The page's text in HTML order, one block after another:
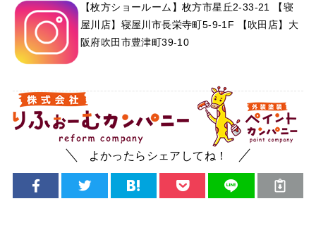
【枚方ショールーム】枚方市星丘2-33-21 【寝
屋川店】寝屋川市長栄寺町5-9-1F 【吹田店】大
阪府吹田市豊津町39-10
よかったらシェアしてね！